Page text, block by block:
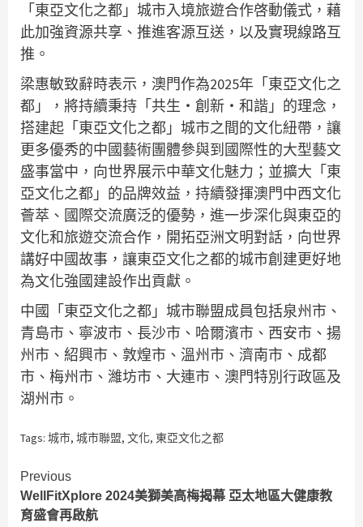
「東亞文化之都」城市入境旅遊合作啓動儀式，藉
此加強資源共享、推進客源互送，以及實現線路互
推。
梁惠敏致辭時表示，澳門作為2025年「東亞文化之
都」，將持續秉持「共生‧創新‧和諧」的理念，
搭建起「東亞文化之都」城市之間的文化紐帶，讓
更多優秀的中國藝術團體參與到國際性的大型藝文
盛事當中，向世界展示中華文化魅力；並擴大「東
亞文化之都」的品牌效益，持續發揮澳門中西文化
薈萃、國際交流廣泛的優勢，進一步深化與東亞的
文化和旅遊交流合作，開拓亞洲文明對話，向世界
講好中國故事，讓東亞文化之都的城市創建更好地
為文化強國建設作出貢獻。
中國「東亞文化之都」城市聯盟成員包括泉州市、
青島市、寧波市、長沙市、哈爾濱市、西安市、揚
州市、紹興市、敦煌市、溫州市、濟南市、成都
市、梅州市、濰坊市、大連市、澳門特別行政區及
湖州市。
Tags: 城市, 城市聯盟, 文化, 東亞文化之都
Continue
Reading
Previous
WellFitXplore 2024美獅美高梅揭幕 亞太地區大健康教
育盛會再啟航